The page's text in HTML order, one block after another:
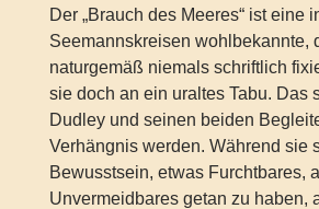
Der „Brauch des Meeres“ ist eine
Seemannskreisen wohlbekannte,
naturgemäß niemals schriftlich
sie doch an ein uraltes Tabu. Das
Dudley und seinen beiden
Verhängnis werden. Während sie
Bewusstsein, etwas Furchtbares,
Unvermeidbares getan zu haben,